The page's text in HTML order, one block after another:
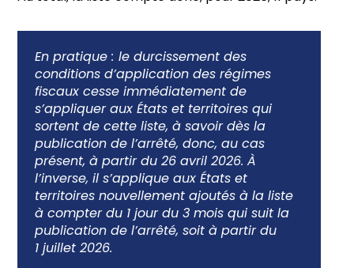
En pratique : le durcissement des
conditions d’application des régimes
fiscaux cesse immédiatement de
s’appliquer aux États et territoires qui
sortent de cette liste, à savoir dès la
publication de l’arrêté, donc, au cas
présent, à partir du 26 avril 2026. À
l’inverse, il s’applique aux États et
territoires nouvellement ajoutés à la liste
à compter du 1 jour du 3 mois qui suit la
publication de l’arrêté, soit à partir du
1 juillet 2026.